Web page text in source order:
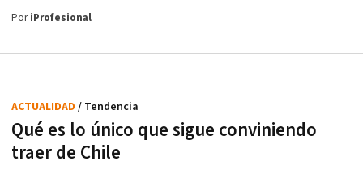
PoriProfesional
Qué es lo único que sigue conviniendo
traer de Chile
ACTUALIDAD / Tendencia